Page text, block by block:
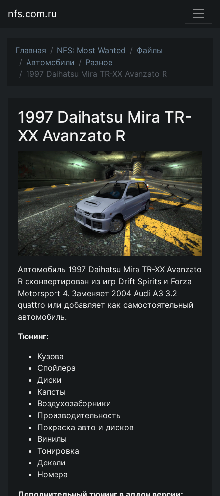
nfs.com.ru
Главная NFS: Most Wanted
Файлы
Автомобили
Разное
1997 Daihatsu Mira TR-XX Avanzato R
1997 Daihatsu Mira TR-
XX Avanzato R
Автомобиль 1997 Daihatsu Mira TR-XX Avanzato
R сконвертирован из игр Drift Spirits и Forza
Motorsport 4. Заменяет 2004 Audi A3 3.2
quattro или добавляет как самостоятельный
автомобиль.
Тюнинг:
Кузова
Спойлера
Диски
Капоты
Воздухозаборники
Производительность
Покраска авто и дисков
Винилы
Тонировка
Декали
Номера
Дополнительный тюнинг в аддон версии: